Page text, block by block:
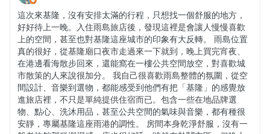
這次來基隆，沒有安排太滿的行程，只想找一個舒服的地方，
好好待上一晚。入住雨島旅店後，發現這裡是會讓人慢慢喜歡
上的空間，甚至也對基隆這座城市的印象有大反轉。 雨島位置
真的很好，從基隆廟口夜市走過來一下就到，晚上買完宵夜、
在港邊看海散步回來，還能窩在一樓公共空間放空，對喜歡城
市散策的人來說很加分。 我自己很喜歡雨島整體的氛圍，從空
間設計、音樂到選物，都能感受到他們有把「基隆」的感覺放
進旅店裡，不只是單純提供住宿而已。包含一些在地品牌選
物、點心、洗沐用品，甚至公共空間的氣味與音樂，都有種很
安靜，專屬基隆這座雨港的調性。 房間本身乾淨舒服，沒有一